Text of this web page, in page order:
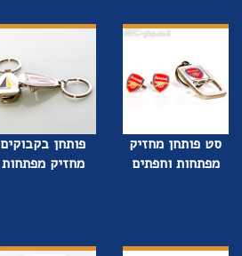
סט פותחן מחזיק
מפתחות וחפתים
פותחן בקבוקים
מחזיק מפתחות